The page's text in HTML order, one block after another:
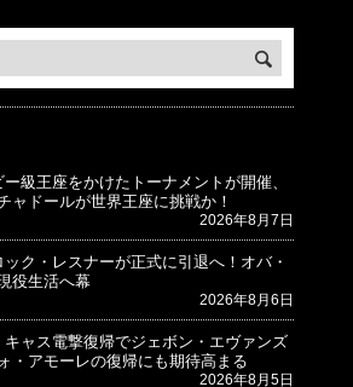
ー級王座をかけたトーナメントが開催、
ャドールが世界王座に挑戦か！
2026年8月7日
ック・レスナーが正式に引退へ！オバ・
役生活へ幕
2026年8月6日
キャス電撃復帰でジェボン・エヴァンズ
・アモーレの復帰にも期待高まる
2026年8月5日
Junkie ～WWEの最新情報 USA～